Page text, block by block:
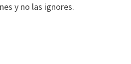
y no las ignores.